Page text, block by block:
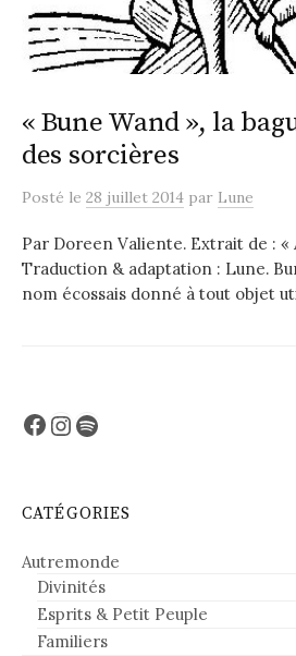
« Bune Wand », la
des sorcières
Posté le 28 juillet 2014 par Lune
Par Doreen Valiente. Extrait de :
Traduction & adaptation : Lune.
nom écossais donné à tout objet
Facebook
Instagram
Spotify
CATÉGORIES
Autremonde
Divinités
Esprits & Petit Peuple
Familiers